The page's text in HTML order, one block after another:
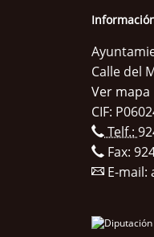
Calle del
Ver mapa
CIF:
Telf.:
Fax:
E-mail: